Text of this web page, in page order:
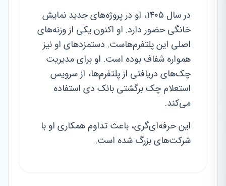
در سال ۱۴۰۵، او در پروژه‌های جدید نمایش
خانگی حضور دارد. او اکنون یکی از وزنه‌های
اصلی این پلتفرم‌هاست. دستمزدهای او نیز
همواره شفاف بوده است. او برای مدیریت
چک‌های دریافتی از پلتفرم‌ها، از سرویس
استعلام چک برگشتی بانک دی استفاده
می‌کند.
این حرفه‌ای‌گری، باعث تداوم همکاری او با
شرکت‌های بزرگ شده است.